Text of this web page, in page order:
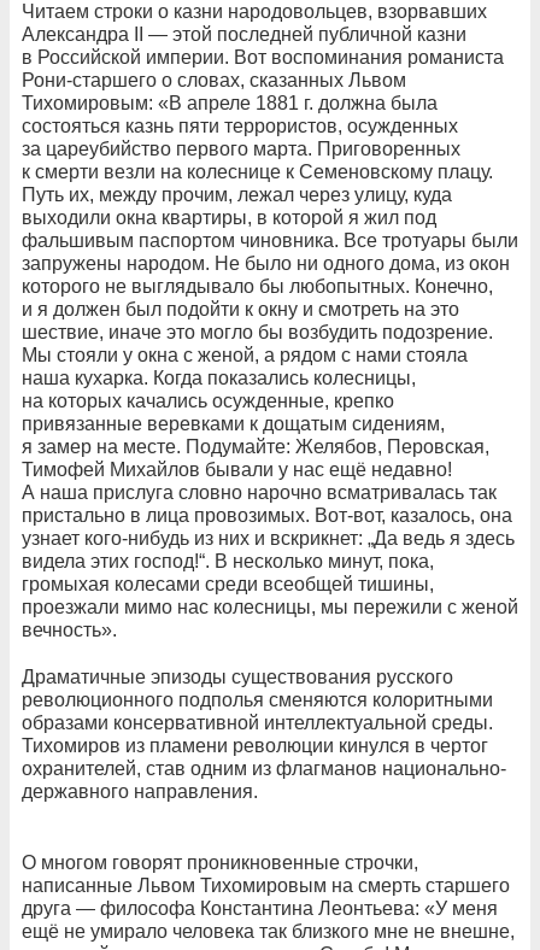
Читаем строки о казни народовольцев, взорвавших
Александра II — этой последней публичной казни
в Российской империи. Вот воспоминания романиста
Рони-старшего о словах, сказанных Львом
Тихомировым: «В апреле 1881 г. должна была
состояться казнь пяти террористов, осужденных
за цареубийство первого марта. Приговоренных
к смерти везли на колеснице к Семеновскому плацу.
Путь их, между прочим, лежал через улицу, куда
выходили окна квартиры, в которой я жил под
фальшивым паспортом чиновника. Все тротуары были
запружены народом. Не было ни одного дома, из окон
которого не выглядывало бы любопытных. Конечно,
и я должен был подойти к окну и смотреть на это
шествие, иначе это могло бы возбудить подозрение.
Мы стояли у окна с женой, а рядом с нами стояла
наша кухарка. Когда показались колесницы,
на которых качались осужденные, крепко
привязанные веревками к дощатым сидениям,
я замер на месте. Подумайте: Желябов, Перовская,
Тимофей Михайлов бывали у нас ещё недавно!
А наша прислуга словно нарочно всматривалась так
пристально в лица провозимых. Вот-вот, казалось, она
узнает кого-нибудь из них и вскрикнет: „Да ведь я здесь
видела этих господ!“. В несколько минут, пока,
громыхая колесами среди всеобщей тишины,
проезжали мимо нас колесницы, мы пережили с женой
вечность».
Драматичные эпизоды существования русского
революционного подполья сменяются колоритными
образами консервативной интеллектуальной среды.
Тихомиров из пламени революции кинулся в чертог
охранителей, став одним из флагманов национально-
державного направления.
О многом говорят проникновенные строчки,
написанные Львом Тихомировым на смерть старшего
друга — философа Константина Леонтьева: «У меня
ещё не умирало человека так близкого мне не внешне,